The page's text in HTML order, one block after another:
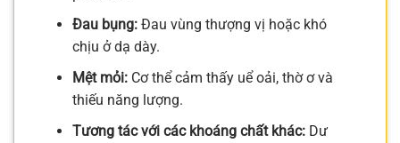
Đau bụng:Đau vùng thượng vị hoặc khó
chịu ở dạ dày.
Mệt mỏi:Cơ thể cảm thấy uể oải, thờ ơ và
thiếu năng lượng.
Tương tác với các khoáng chất khác:Dư